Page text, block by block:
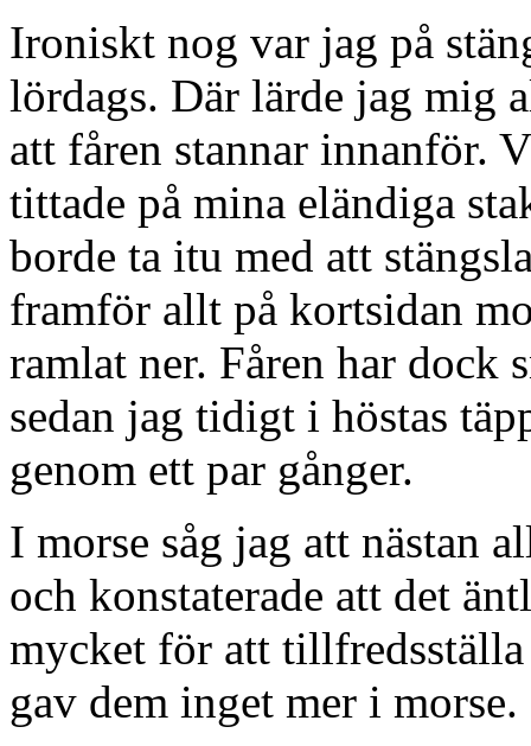
Ironiskt nog var jag på
lördags. Där lärde jag mig
att fåren stannar innanför.
tittade på mina eländiga
borde ta itu med att
framför allt på kortsidan
ramlat ner. Fåren har dock
sedan jag tidigt i höstas
genom ett par gånger.
I morse såg jag att nästan
och konstaterade att det
mycket för att tillfredsställa
gav dem inget mer i morse.